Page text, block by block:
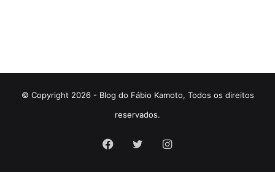
© Copyright 2026 - Blog do Fábio Kamoto, Todos os direitos
reservados.
Facebook
TwitterInstagram